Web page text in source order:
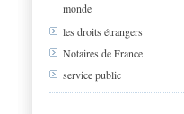
monde
les droits étrangers
Notaires de France
service public